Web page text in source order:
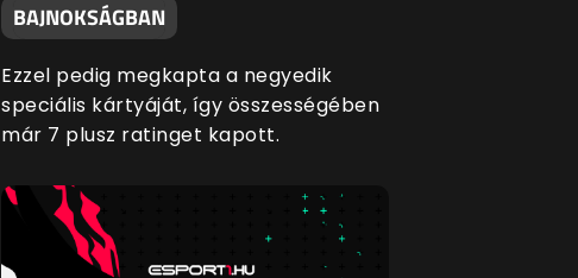
BAJNOKSÁGBAN
Ezzel pedig megkapta a negyedik
speciális kártyáját, így összességében
már 7 plusz ratinget kapott.